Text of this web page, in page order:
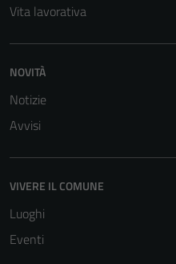
Vita lavorativa
NOVITÀ
Notizie
Avvisi
VIVERE IL COMUNE
Luoghi
Eventi